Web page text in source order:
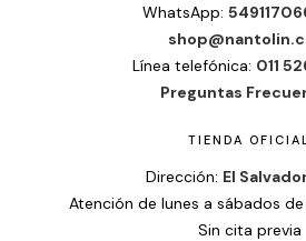
WhatsApp:
Línea telefónica: 011
Preguntas
TIENDA
Dirección: El
Atención de lunes a sábados de
Sin cita previa